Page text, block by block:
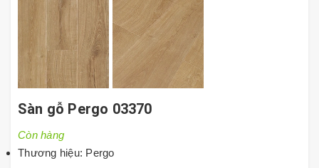
Sàn gỗ Pergo 03370
Còn hàng
Thương hiệu: Pergo